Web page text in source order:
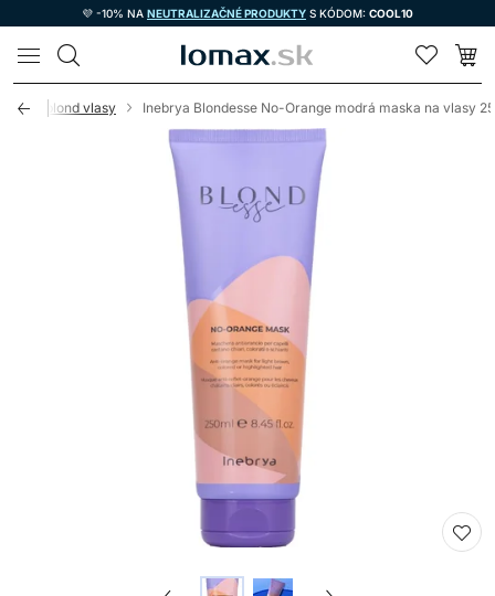
💜 -10% NA NEUTRALIZAČNÉ PRODUKTY S KÓDOM: COOL10
LOMAX
o blond vlasy Inebrya Blondesse No-Orange modrá maska na vlasy